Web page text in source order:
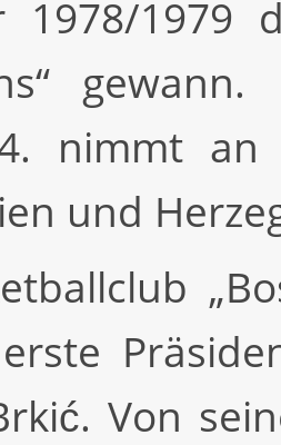
1978/1979
nimmt an
und
Von